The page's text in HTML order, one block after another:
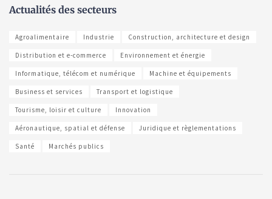
Actualités des secteurs
Agroalimentaire Industrie Construction, architecture et design
Distribution et e-commerce Environnement et énergie
Informatique, télécom et numérique Machine et équipements
Business et services Transport et logistique
Tourisme, loisir et culture Innovation
Aéronautique, spatial et défense Juridique et règlementations
Santé Marchés publics